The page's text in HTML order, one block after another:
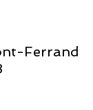
Ferrand